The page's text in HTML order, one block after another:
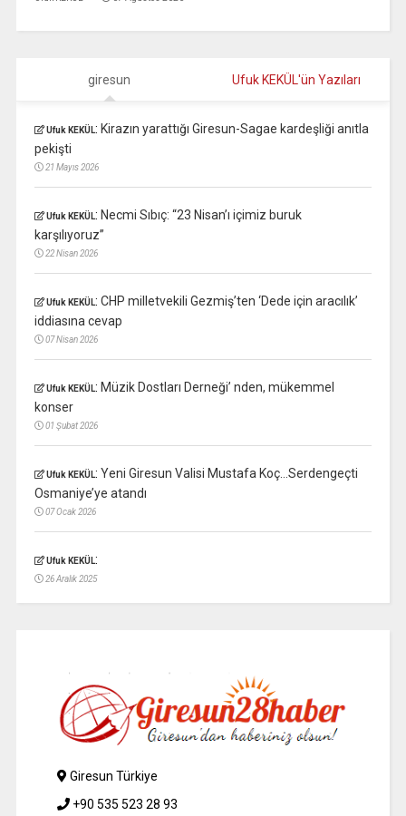
giresun Ufuk KEKÜL'ün Yazıları
Ufuk KEKÜL: Kirazın yarattığı Giresun-Sagae kardeşliği anıtla
pekişti
21 Mayıs 2026
Ufuk KEKÜL: Necmi Sıbıç: “23 Nisan’ı içimiz buruk
karşılıyoruz”
22 Nisan 2026
Ufuk KEKÜL: CHP milletvekili Gezmiş’ten ‘Dede için aracılık’
iddiasına cevap
07 Nisan 2026
Ufuk KEKÜL: Müzik Dostları Derneği’ nden, mükemmel
konser
01 Şubat 2026
Ufuk KEKÜL: Yeni Giresun Valisi Mustafa Koç…Serdengeçti
Osmaniye’ye atandı
07 Ocak 2026
Ufuk KEKÜL:
26 Aralık 2025
Giresun Türkiye
+90 535 523 28 93